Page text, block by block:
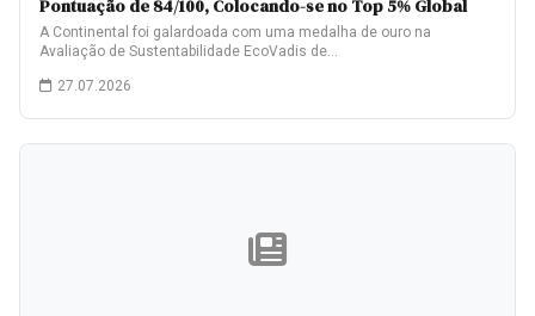
Pontuação de 84/100, Colocando-se no Top 5% Global
A Continental foi galardoada com uma medalha de ouro na
Avaliação de Sustentabilidade EcoVadis de…
27.07.2026